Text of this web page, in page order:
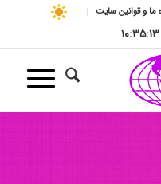
ما و قوانین سایت
۱۰:۳۵:۱۵